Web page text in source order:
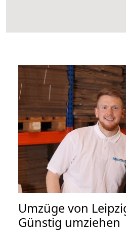
Umzüge von
Günstig umziehen